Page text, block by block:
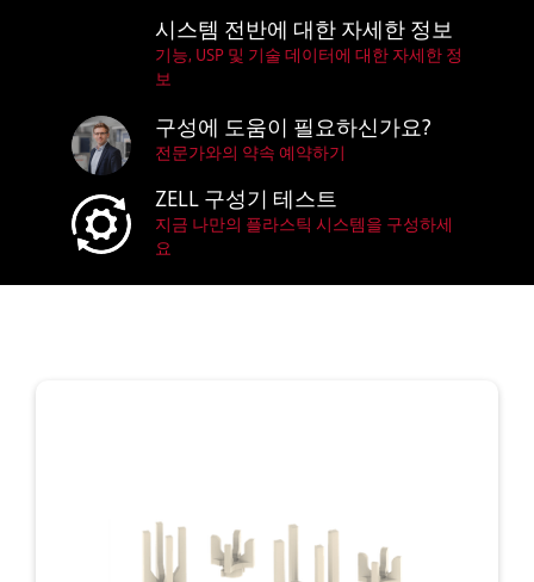
시스템 전반에 대한 자세한 정보
기능, USP 및 기술 데이터에 대한 자세한 정
보
구성에 도움이 필요하신가요?
전문가와의 약속 예약하기
ZELL 구성기 테스트
지금 나만의 플라스틱 시스템을 구성하세
요